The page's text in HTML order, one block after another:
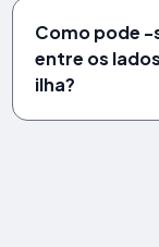
Como pode
entre os
ilha?